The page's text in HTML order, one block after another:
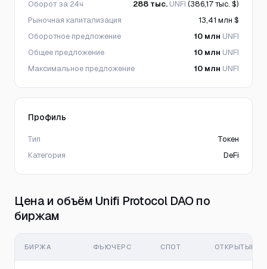
Оборот за 24ч
288 тыс. UNFI (386,17 тыс. $)
Рыночная капитализация
13,41 млн $
Оборотное предложение
10 млн UNFI
Общее предложение
10 млн UNFI
Максимальное предложение
10 млн UNFI
Профиль
Тип
Токен
Категория
DeFi
Цена и объём Unifi Protocol DAO по
биржам
БИРЖА ФЬЮЧЕРС СПОТ ОТКРЫТЫЙ